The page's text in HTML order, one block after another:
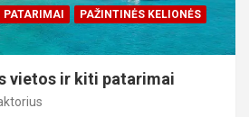
PATARIMAI
PAŽINTINĖS KELIONĖS
vietos ir kiti patarimai